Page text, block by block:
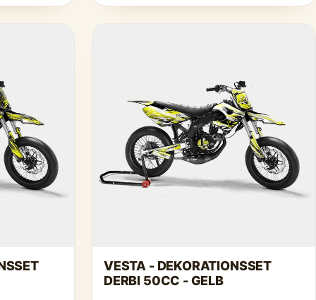
VESTA - DEKORATIONSSET
DERBI 50CC - GELB